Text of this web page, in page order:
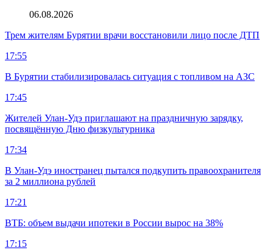
06.08.2026
Трем жителям Бурятии врачи восстановили лицо после ДТП
17:55
В Бурятии стабилизировалась ситуация с топливом на АЗС
17:45
Жителей Улан-Удэ приглашают на праздничную зарядку,
посвящённую Дню физкультурника
17:34
В Улан-Удэ иностранец пытался подкупить правоохранителя
за 2 миллиона рублей
17:21
ВТБ: объем выдачи ипотеки в России вырос на 38%
17:15